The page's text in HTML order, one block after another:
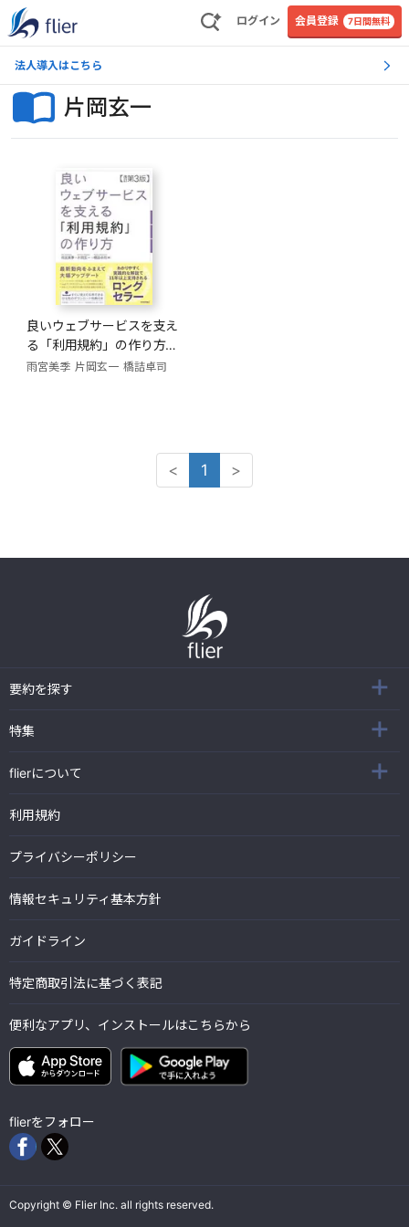
ログイン 会員登録 7日間無料
法人導入はこちら
片岡玄一
良いウェブサービスを支え
る「利用規約」の作り方
【改訂第3版】
雨宮美季 片岡玄一 橋詰卓司
< 1 >
要約を探す
特集
flierについて
利用規約
プライバシーポリシー
情報セキュリティ基本方針
ガイドライン
特定商取引法に基づく表記
便利なアプリ、インストールはこちらから
flierをフォロー
Copyright © Flier Inc. all rights reserved.